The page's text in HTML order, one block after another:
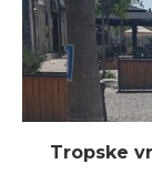
Tropske